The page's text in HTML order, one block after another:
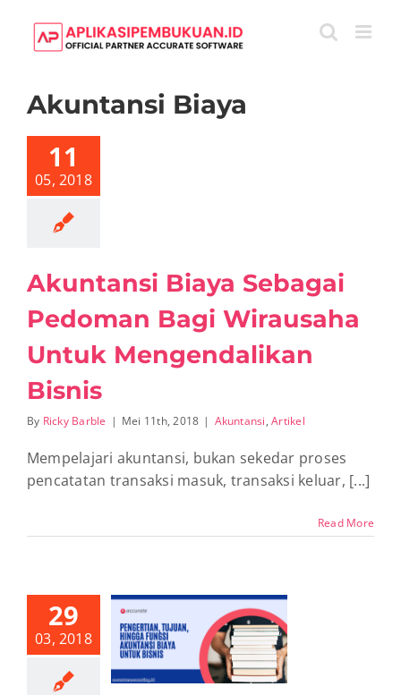
content
Akuntansi Biaya
11
05, 2018
Biaya
Bisnis
Artikel
Akuntansi Biaya Sebagai
Pedoman Bagi Wirausaha
Untuk Mengendalikan
Bisnis
By Ricky Barble | Mei 11th, 2018 | Akuntansi,Artikel
Mempelajari akuntansi, bukan sekedar proses
pencatatan transaksi masuk, transaksi keluar, [...]
Read More
29
03, 2018
Wajib
hingga
Akuntansi
Bisnis